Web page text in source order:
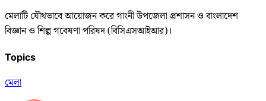
মেলাটি যৌথভাবে আয়োজন করে গাংনী উপজেলা প্রশাসন ও বাংলাদেশ
বিজ্ঞান ও শিল্প গবেষণা পরিষদ (বিসিএসআইআর)।
Topics
মেলা